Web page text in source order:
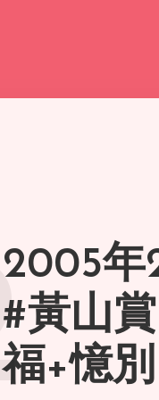
2005年
#黃山
福+憶別
2